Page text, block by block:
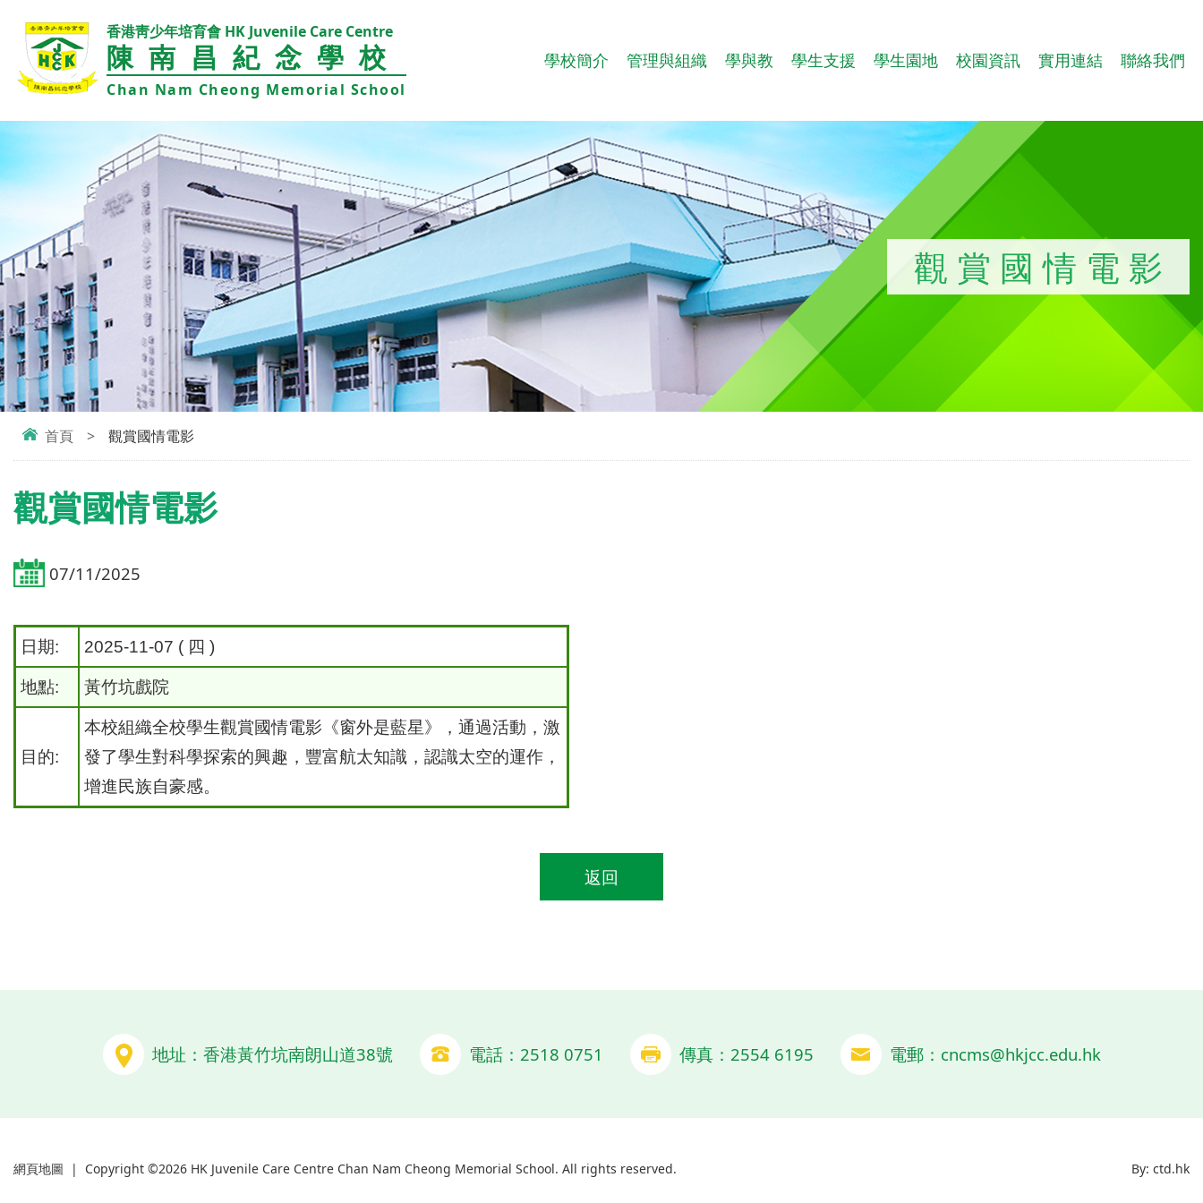
香港靑少年培育會 HK Juvenile Care Centre
陳南昌紀念學校
Chan Nam Cheong Memorial School
學校簡介 管理與組織 學與教 學生支援 學生園地 校園資訊 實用連結 聯絡我們
觀賞國情電影
首頁 > 觀賞國情電影
觀賞國情電影
07/11/2025
日期: 2025-11-07 ( 四 )
地點: 黃竹坑戲院
目的:
本校組織全校學生觀賞國情電影《窗外是藍星》，通過活動，激
發了學生對科學探索的興趣，豐富航太知識，認識太空的運作，
增進民族自豪感。
返回
地址：香港黃竹坑南朗山道38號 電話：2518 0751 傳真：2554 6195 電郵： cncms@hkjcc.edu.hk
網頁地圖 | Copyright ©2026 HK Juvenile Care Centre Chan Nam Cheong Memorial School. All rights reserved. By: ctd.hk